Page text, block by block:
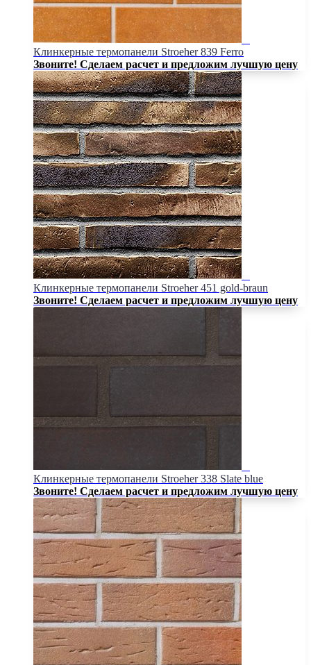
Клинкерные термопанели Stroeher 839 Ferro
Звоните! Сделаем расчет и предложим лучшую цену
Клинкерные термопанели Stroeher 451 gold-braun
Звоните! Сделаем расчет и предложим лучшую цену
Клинкерные термопанели Stroeher 338 Slate blue
Звоните! Сделаем расчет и предложим лучшую цену